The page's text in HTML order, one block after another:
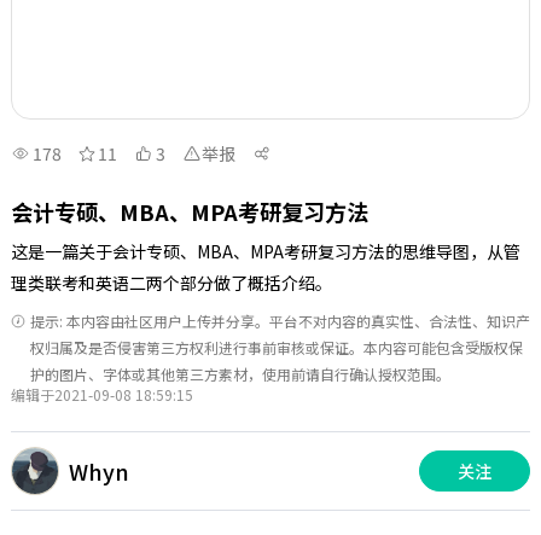
178 11 3 举报
会计专硕、MBA、MPA考研复习方法
这是一篇关于会计专硕、MBA、MPA考研复习方法的思维导图，从管
理类联考和英语二两个部分做了概括介绍。
提示: 本内容由社区用户上传并分享。平台不对内容的真实性、合法性、知识产
权归属及是否侵害第三方权利进行事前审核或保证。本内容可能包含受版权保
护的图片、字体或其他第三方素材，使用前请自行确认授权范围。
编辑于2021-09-08 18:59:15
Whyn 关注